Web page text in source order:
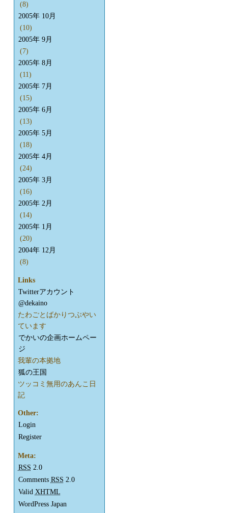
(8)
2005年 10月
(10)
2005年 9月
(7)
2005年 8月
(11)
2005年 7月
(15)
2005年 6月
(13)
2005年 5月
(18)
2005年 4月
(24)
2005年 3月
(16)
2005年 2月
(14)
2005年 1月
(20)
2004年 12月
(8)
Links
Twitterアカウント
@dekaino
たわごとばかりつぶやい
ています
でかいの企画ホームペー
ジ
我輩の本拠地
狐の王国
ツッコミ無用のあんこ日
記
Other:
Login
Register
Meta:
RSS 2.0
Comments RSS 2.0
Valid XHTML
WordPress Japan